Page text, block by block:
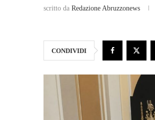
scritto da Redazione Abruzzonews
CONDIVIDI